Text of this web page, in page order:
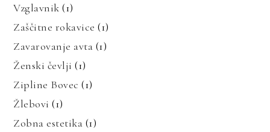
Vzglavnik (1)
Zaščitne rokavice (1)
Zavarovanje avta (1)
Ženski čevlji (1)
Zipline Bovec (1)
Žlebovi (1)
Zobna estetika (1)